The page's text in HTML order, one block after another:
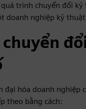
quá trình chuyển đổi
doanh nghiệp kỹ
đại hóa doanh nghiệp
theo bằng cách: